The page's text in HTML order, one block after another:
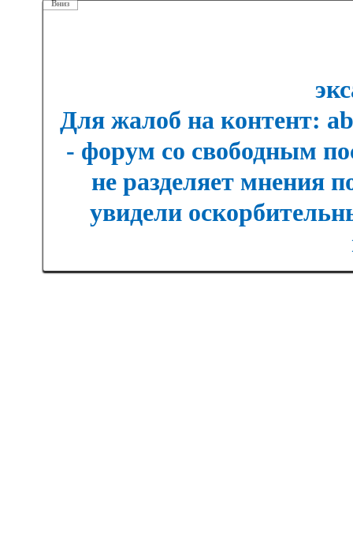
Вниз
Для жалоб на контент:
- форум со свободным
не разделяет мнения
увидели